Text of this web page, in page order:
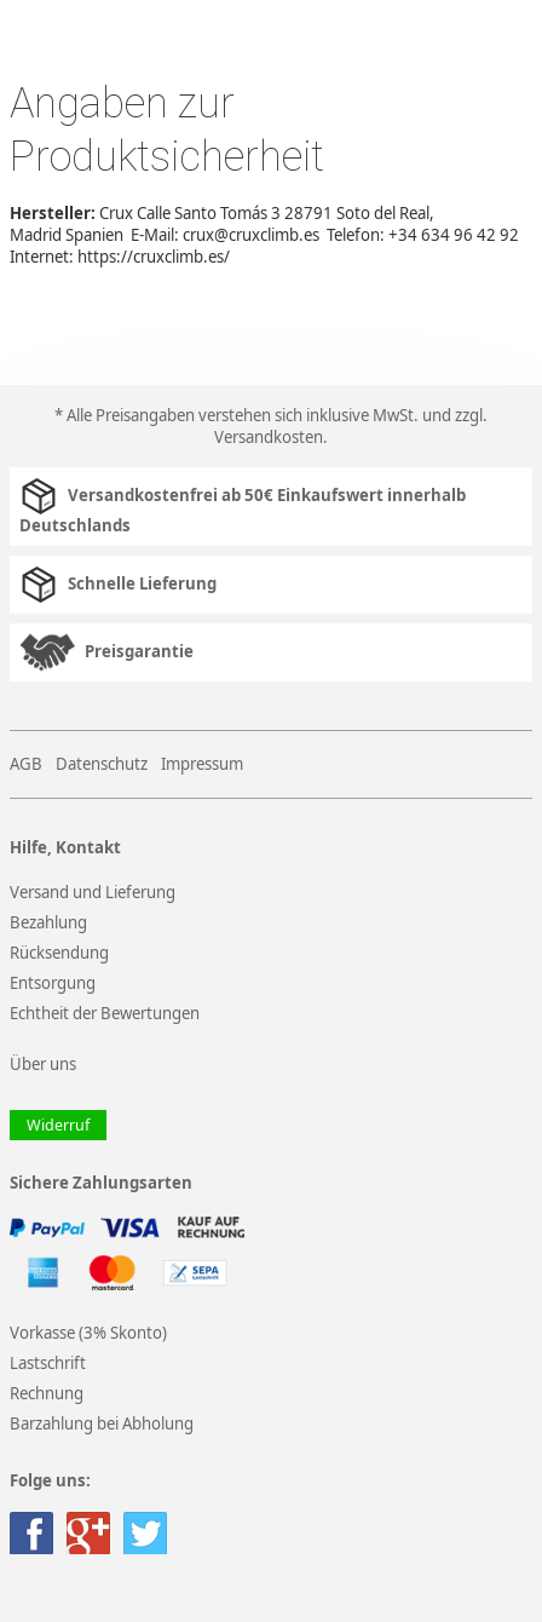
Angaben zur
Produktsicherheit
Hersteller: Crux Calle Santo Tomás 3 28791 Soto del Real,
Madrid Spanien E-Mail: crux@cruxclimb.es Telefon: +34 634 96 42 92
Internet: https://cruxclimb.es/
* Alle Preisangaben verstehen sich inklusive MwSt. und zzgl.
Versandkosten.
Versandkostenfrei ab 50€ Einkaufswert innerhalb
Deutschlands
Schnelle Lieferung
Preisgarantie
AGB Datenschutz Impressum
Hilfe, Kontakt
Versand und Lieferung
Bezahlung
Rücksendung
Entsorgung
Echtheit der Bewertungen
Über uns
Widerruf
Sichere Zahlungsarten
Vorkasse (3% Skonto)
Lastschrift
Rechnung
Barzahlung bei Abholung
Folge uns: